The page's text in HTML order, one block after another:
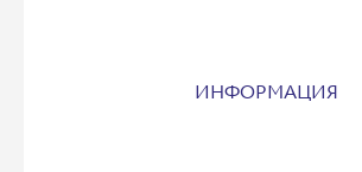
ИНФОРМАЦИЯ